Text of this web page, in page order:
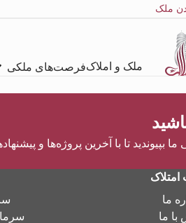
ملک
ملک و املاکفرصت‌های ملکی
بپیوندید تا با آخرین پروژه‌ها و
ما
با ما